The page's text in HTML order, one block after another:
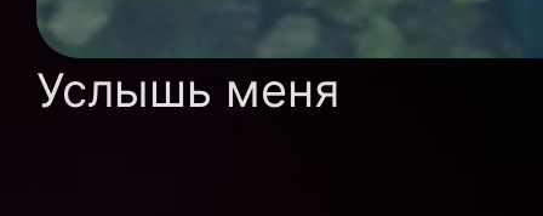
Услышь меня